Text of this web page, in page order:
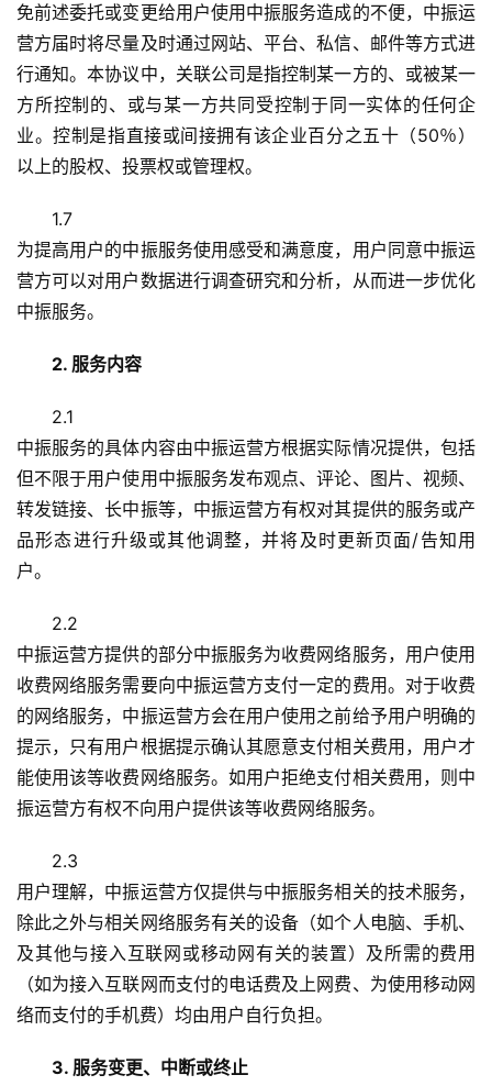
免前述委托或变更给用户使用中振服务造成的不便，中振运
营方届时将尽量及时通过网站、平台、私信、邮件等方式进
行通知。本协议中，关联公司是指控制某一方的、或被某一
方所控制的、或与某一方共同受控制于同一实体的任何企
业。控制是指直接或间接拥有该企业百分之五十（50％）
以上的股权、投票权或管理权。
1.7
为提高用户的中振服务使用感受和满意度，用户同意中振运
营方可以对用户数据进行调查研究和分析，从而进一步优化
中振服务。
2. 服务内容
2.1
中振服务的具体内容由中振运营方根据实际情况提供，包括
但不限于用户使用中振服务发布观点、评论、图片、视频、
转发链接、长中振等，中振运营方有权对其提供的服务或产
品形态进行升级或其他调整，并将及时更新页面/告知用
户。
2.2
中振运营方提供的部分中振服务为收费网络服务，用户使用
收费网络服务需要向中振运营方支付一定的费用。对于收费
的网络服务，中振运营方会在用户使用之前给予用户明确的
提示，只有用户根据提示确认其愿意支付相关费用，用户才
能使用该等收费网络服务。如用户拒绝支付相关费用，则中
振运营方有权不向用户提供该等收费网络服务。
2.3
用户理解，中振运营方仅提供与中振服务相关的技术服务，
除此之外与相关网络服务有关的设备（如个人电脑、手机、
及其他与接入互联网或移动网有关的装置）及所需的费用
（如为接入互联网而支付的电话费及上网费、为使用移动网
络而支付的手机费）均由用户自行负担。
3. 服务变更、中断或终止